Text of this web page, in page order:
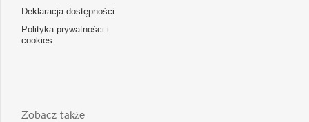
Deklaracja dostępności
Polityka prywatności i
cookies
Zobacz także